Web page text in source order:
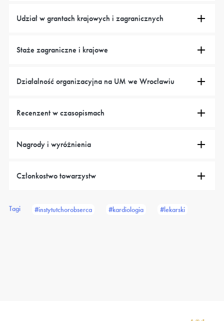
Udział w grantach krajowych i zagranicznych
Staże zagraniczne i krajowe
Działalność organizacyjna na UM we Wrocławiu
Recenzent w czasopismach
Nagrody i wyróżnienia
Członkostwo towarzystw
Tagi #instytutchorobserca #kardiologia #lekarski